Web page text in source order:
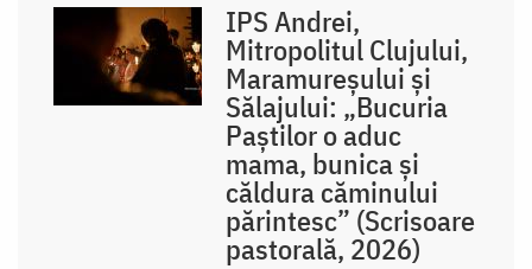
IPS Andrei,
Mitropolitul Clujului,
Maramureșului și
Sălajului: „Bucuria
Paștilor o aduc
mama, bunica și
căldura căminului
părintesc” (Scrisoare
pastorală, 2026)